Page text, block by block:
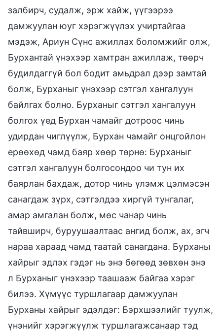
залбирч, судалж, эрж хайж, үүгээрээ
дамжуулан юуг хэрэгжүүлэх учиртайгаа
мэдэж, Ариун Сүнс ажиллах боломжийг олж,
Бурхантай үнэхээр хамтран ажиллаж, төөрч
будилдаггүй бол бодит амьдрал дээр замтай
болж, Бурханыг үнэхээр сэтгэл хангалуун
байлгах болно. Бурханыг сэтгэл хангалуун
болгох үед Бурхан чамайг дотроос чинь
удирдан чиглүүлж, Бурхан чамайг онцгойлон
ерөөхөд чамд баяр хөөр төрнө: Бурханыг
сэтгэл хангалуун болгосондоо чи тун их
баярлан бахдаж, дотор чинь үлэмж цэлмэсэн
санагдаж зүрх, сэтгэлдээ хиргүй тунгалаг,
амар амгалан болж, мөс чанар чинь
тайвширч, буруушаалтаас ангид болж, ах, эгч
нараа хараад чамд таатай санагдана. Бурханы
хайрыг эдлэх гэдэг нь энэ бөгөөд зөвхөн энэ
л Бурханыг үнэхээр таашааж байгаа хэрэг
билээ. Хүмүүс туршлагаар дамжуулан
Бурханы хайрыг эдэлдэг: Бэрхшээлийг туулж,
үнэнийг хэрэгжүүлж туршлагажсанаар тэд